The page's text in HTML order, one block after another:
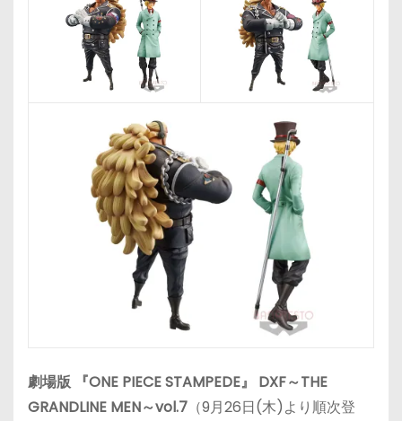
劇場版 『ONE PIECE STAMPEDE』 DXF～THE
GRANDLINE MEN～vol.7 （9月26日(木)より順次登